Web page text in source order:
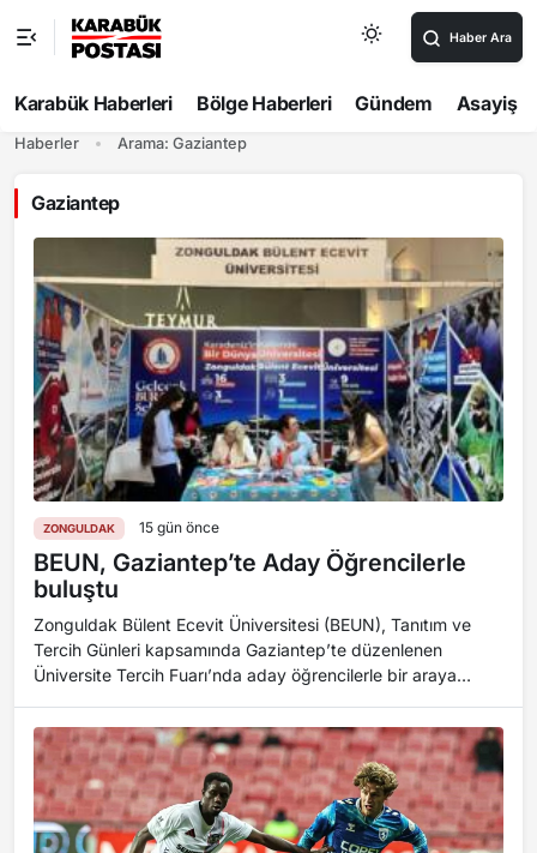
Haber Ara
Karabük Haberleri Bölge Haberleri Gündem Asayiş
Haberler Arama: Gaziantep
Gaziantep
ZONGULDAK 15 gün önce
BEUN, Gaziantep’te Aday Öğrencilerle
buluştu
Zonguldak Bülent Ecevit Üniversitesi (BEUN), Tanıtım ve
Tercih Günleri kapsamında Gaziantep’te düzenlenen
Üniversite Tercih Fuarı’nda aday öğrencilerle bir araya